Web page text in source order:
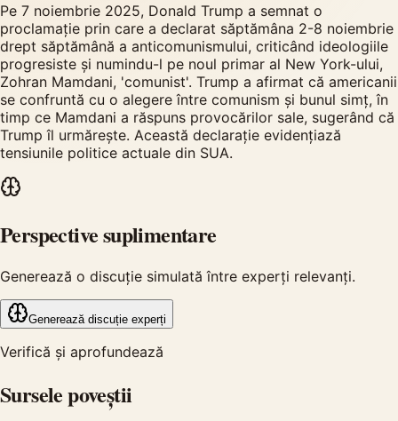
Pe 7 noiembrie 2025, Donald Trump a semnat o
proclamație prin care a declarat săptămâna 2-8 noiembrie
drept săptămână a anticomunismului, criticând ideologiile
progresiste și numindu-l pe noul primar al New York-ului,
Zohran Mamdani, 'comunist'. Trump a afirmat că americanii
se confruntă cu o alegere între comunism și bunul simț, în
timp ce Mamdani a răspuns provocărilor sale, sugerând că
Trump îl urmărește. Această declarație evidențiază
tensiunile politice actuale din SUA.
Perspective suplimentare
Generează o discuție simulată între experți relevanți.
Generează discuție experți
Verifică și aprofundează
Sursele poveștii